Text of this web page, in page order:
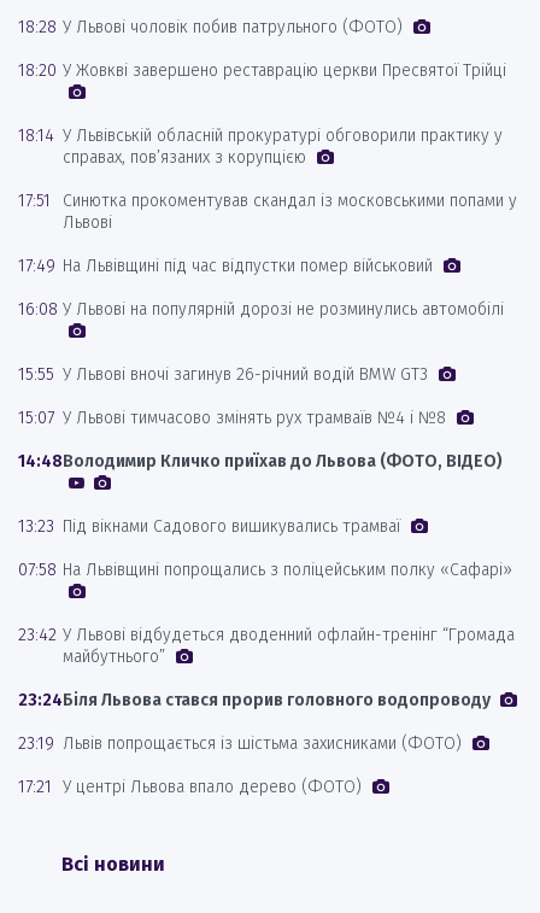
18:28 У Львові чоловік побив патрульного (ФОТО)
18:20 У Жовкві завершено реставрацію церкви Пресвятої Трійці
18:14 У Львівській обласній прокуратурі обговорили практику у
справах, пов’язаних з корупцією
17:51
Синютка прокоментував скандал із московськими попами у
Львові
17:49 На Львівщині під час відпустки помер військовий
16:08 У Львові на популярній дорозі не розминулись автомобілі
15:55 У Львові вночі загинув 26-річний водій BMW GT3
15:07 У Львові тимчасово змінять рух трамваїв №4 і №8
14:48Володимир Кличко приїхав до Львова (ФОТО, ВІДЕО)
13:23 Під вікнами Садового вишикувались трамваї
07:58 На Львівщині попрощались з поліцейським полку «Сафарі»
23:42 У Львові відбудеться дводенний офлайн-тренінг “Громада
майбутнього”
23:24Біля Львова стався прорив головного водопроводу
23:19 Львів попрощається із шістьма захисниками (ФОТО)
17:21 У центрі Львова впало дерево (ФОТО)
Всі новини